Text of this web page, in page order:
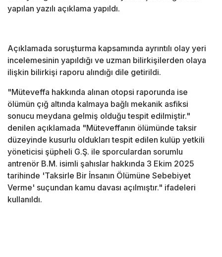
yapılan yazılı açıklama yapıldı.
Açıklamada soruşturma kapsamında ayrıntılı olay yeri
incelemesinin yapıldığı ve uzman bilirkişilerden olaya
ilişkin bilirkişi raporu alındığı dile getirildi.
"Müteveffa hakkında alınan otopsi raporunda ise
ölümün çığ altında kalmaya bağlı mekanik asfiksi
sonucu meydana gelmiş olduğu tespit edilmiştir."
denilen açıklamada "Müteveffanın ölümünde taksir
düzeyinde kusurlu oldukları tespit edilen kulüp yetkili
yöneticisi şüpheli G.Ş. ile sporculardan sorumlu
antrenör B.M. isimli şahıslar hakkında 3 Ekim 2025
tarihinde 'Taksirle Bir İnsanın Ölümüne Sebebiyet
Verme' suçundan kamu davası açılmıştır." ifadeleri
kullanıldı.